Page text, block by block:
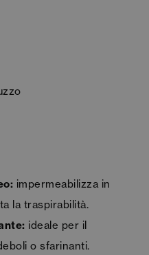
impermeabilizza in
la traspirabilità.
ideale per il
o sfarinanti.